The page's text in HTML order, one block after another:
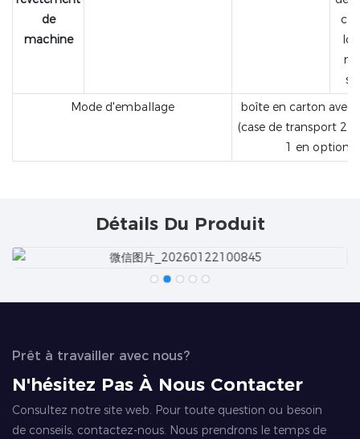
de
machine
Mode d'emballage
boîte en carton avec
(case de transport 2
1 en option)
Détails Du Produit
Prêt à travailler avec nous?
N'hésitez Pas À Nous Contacter
Consultez notre site web. Pour toute question ou besoin
de conseils, contactez-nous. Nous prendrons le temps de